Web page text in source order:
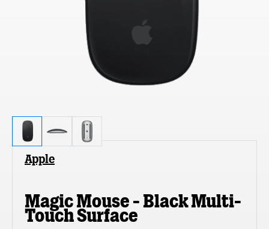
Apple
Magic Mouse - Black Multi-
Touch Surface